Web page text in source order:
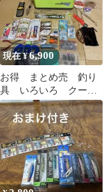
現在 ¥6,900
お得 まとめ売 釣り
具 いろいろ クーラ
ー ナイフ 釣糸・ハ
リス サングラス 他